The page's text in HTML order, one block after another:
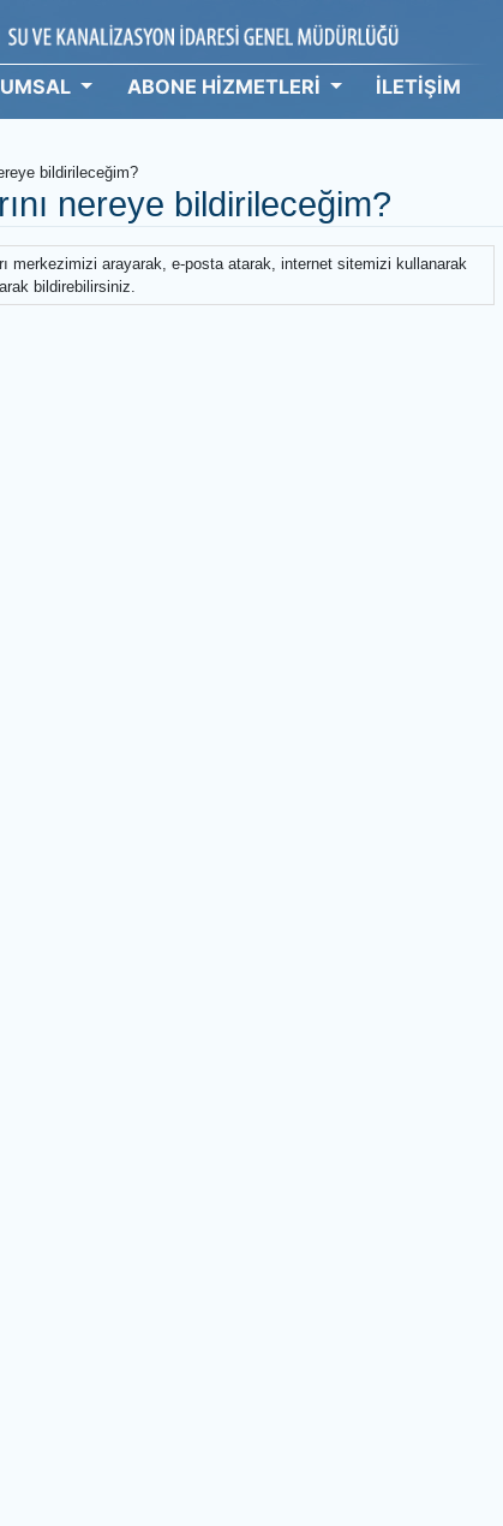
KURUMSAL ABONE HİZMETLERİ
nereye bildirileceğim?
nereye bildirileceğim?
185 çağrı merkezimizi arayarak, e-posta atarak, internet sitemizi